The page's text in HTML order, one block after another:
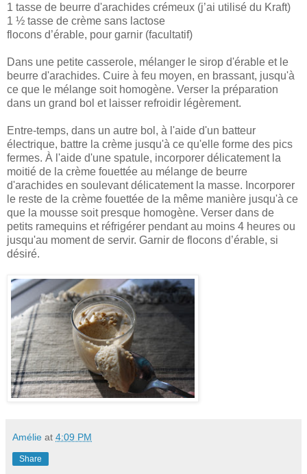
1 tasse de beurre d'arachides crémeux (j’ai utilisé du Kraft)
1 ½ tasse de crème sans lactose
flocons d’érable, pour garnir (facultatif)
Dans une petite casserole, mélanger le sirop d'érable et le
beurre d'arachides. Cuire à feu moyen, en brassant, jusqu'à
ce que le mélange soit homogène. Verser la préparation
dans un grand bol et laisser refroidir légèrement.
Entre-temps, dans un autre bol, à l'aide d'un batteur
électrique, battre la crème jusqu'à ce qu'elle forme des pics
fermes. À l'aide d'une spatule, incorporer délicatement la
moitié de la crème fouettée au mélange de beurre
d'arachides en soulevant délicatement la masse. Incorporer
le reste de la crème fouettée de la même manière jusqu'à ce
que la mousse soit presque homogène. Verser dans de
petits ramequins et réfrigérer pendant au moins 4 heures ou
jusqu'au moment de servir. Garnir de flocons d’érable, si
désiré.
Amélie at 4:09 PM
Share